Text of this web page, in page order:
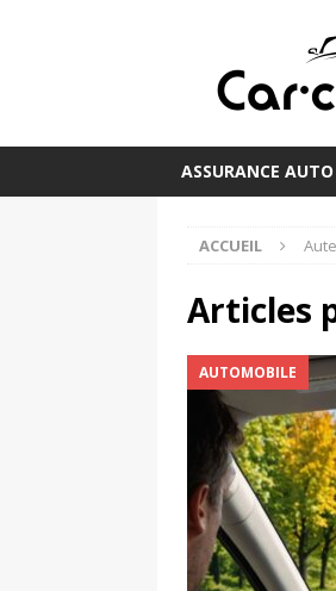
ASSURANCE AUTO
ACCUEIL
Articles
AUTOMOBILE